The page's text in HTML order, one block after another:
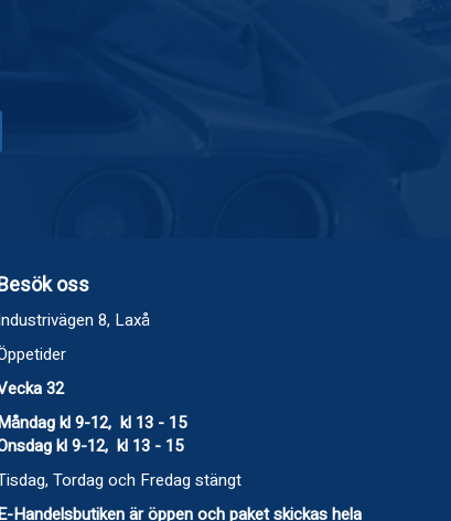
oss
8, Laxå
32
kl 9-12, kl 13 - 15
kl 9-12, kl 13 - 15
Tordag och Fredag stängt
Handelsbutiken är öppen och paket skickas hela